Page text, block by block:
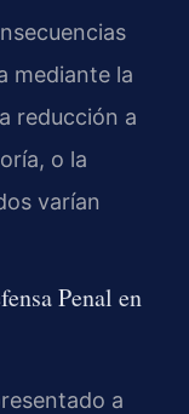
mediante la
reducción a
o la
varían
Penal en
a